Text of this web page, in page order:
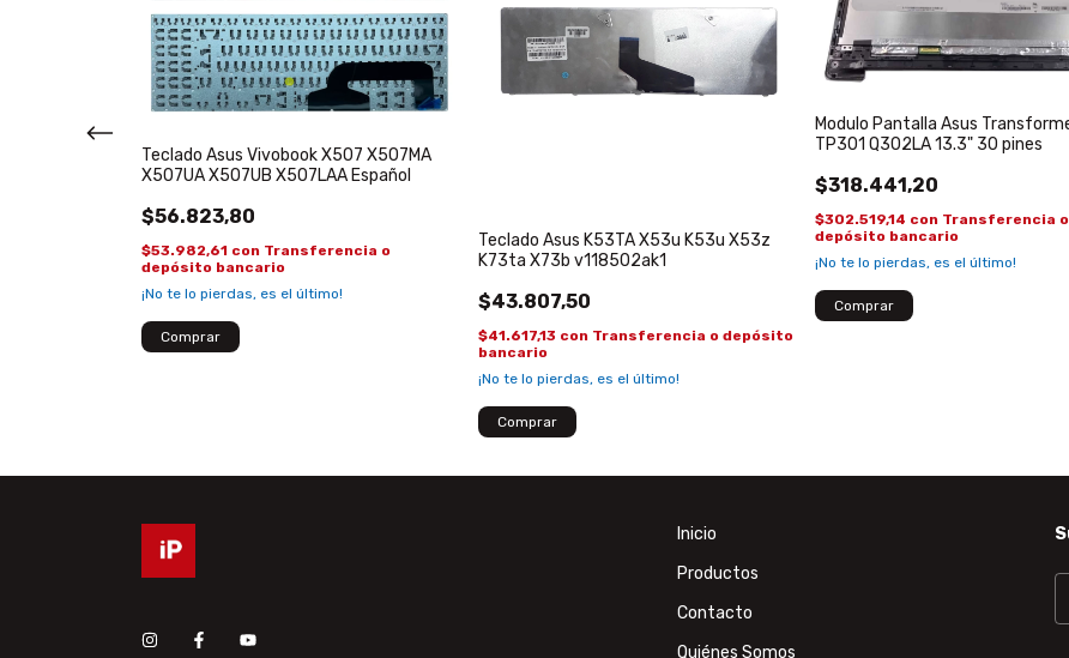
Teclado Asus Vivobook X507 X507MA
X507UA X507UB X507LAA Español
$56.823,80
$53.982,61 con Transferencia o
depósito bancario
¡No te lo pierdas, es el último!
Teclado Asus K53TA X53u K53u X53z
K73ta X73b v118502ak1
$43.807,50
$41.617,13 con Transferencia o depósito
bancario
¡No te lo pierdas, es el último!
Modulo Pantalla Asus
TP301 Q302LA 13.3" 30 pines
$318.441,20
$302.519,14 con Transferencia o
depósito bancario
¡No te lo pierdas, es el último!
Inicio
Productos
Contacto
Quiénes Somos